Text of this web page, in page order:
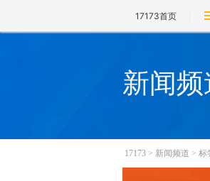
17173首页
新闻频
17173 > 新闻频道 > 标